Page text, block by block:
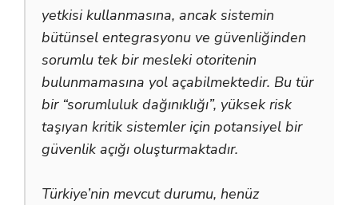
yetkisi kullanmasına, ancak sistemin
bütünsel entegrasyonu ve güvenliğinden
sorumlu tek bir mesleki otoritenin
bulunmamasına yol açabilmektedir. Bu tür
bir “sorumluluk dağınıklığı”, yüksek risk
taşıyan kritik sistemler için potansiyel bir
güvenlik açığı oluşturmaktadır.
Türkiye’nin mevcut durumu, henüz